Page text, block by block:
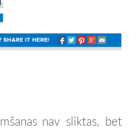
nav sliktas, bet